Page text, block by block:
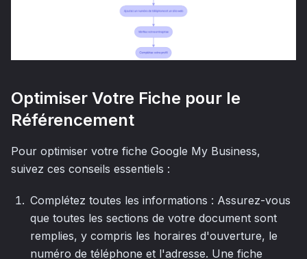
Optimiser Votre Fiche pour le
Référencement
Pour optimiser votre fiche Google My Business,
suivez ces conseils essentiels :
Complétez toutes les informations : Assurez-vous
que toutes les sections de votre document sont
remplies, y compris les horaires d'ouverture, le
numéro de téléphone et l'adresse. Une fiche